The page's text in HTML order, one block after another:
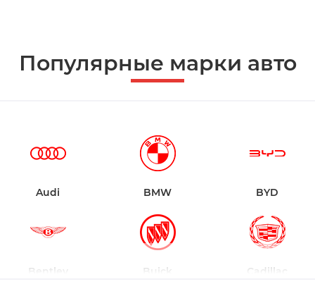
Популярные марки авто
Audi BMW BYD
Bentley Buick Cadillac